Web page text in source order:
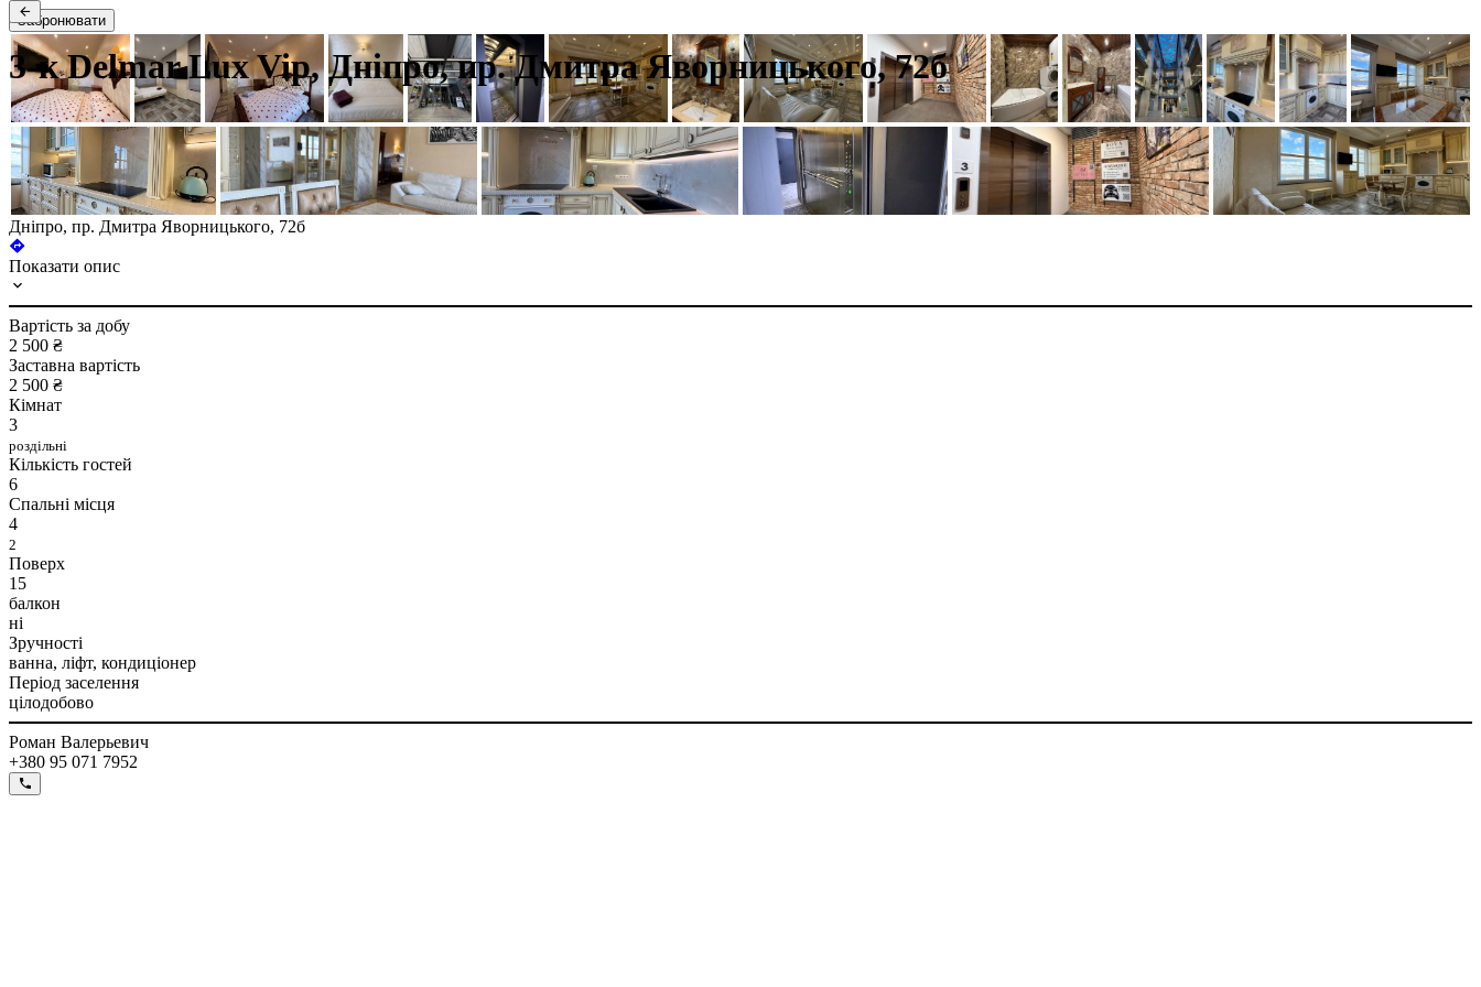
3-к Delmar Lux Vip, Дніпро, пр. Дмитра Яворницького, 72б
Забронювати
Дніпро, пр. Дмитра Яворницького, 72б
Показати опис
Вартість за добу
2 500 ₴
Заставна вартість
2 500 ₴
Кімнат
3
роздільні
Кількість гостей
6
Спальні місця
4
2
Поверх
15
балкон
ні
Зручності
ванна, ліфт, кондиціонер
Період заселення
цілодобово
Роман Валерьевич
+380 95 071 7952